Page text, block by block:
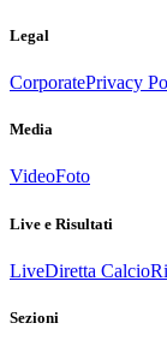
Legal
CorporatePrivacy
Media
VideoFoto
Live e Risultati
LiveDiretta Calcio
Sezioni